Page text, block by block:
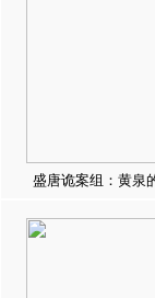
盛唐诡案组：黄泉